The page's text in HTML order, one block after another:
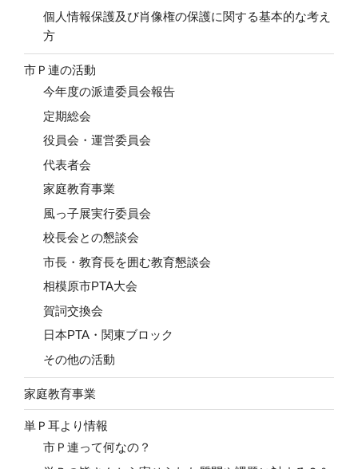
個人情報保護及び肖像権の保護に関する基本的な考え
方
市Ｐ連の活動
今年度の派遣委員会報告
定期総会
役員会・運営委員会
代表者会
家庭教育事業
風っ子展実行委員会
校長会との懇談会
市長・教育長を囲む教育懇談会
相模原市PTA大会
賀詞交換会
日本PTA・関東ブロック
その他の活動
家庭教育事業
単Ｐ耳より情報
市Ｐ連って何なの？